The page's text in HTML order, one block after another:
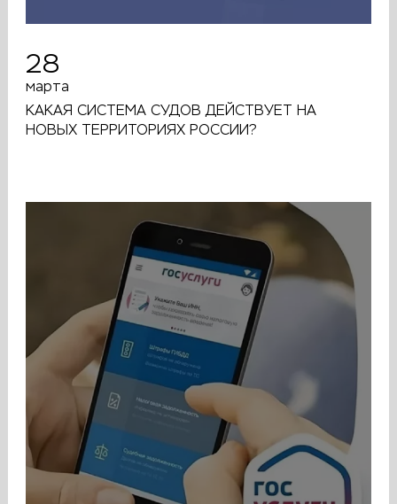
28
марта
КАКАЯ СИСТЕМА СУДОВ ДЕЙСТВУЕТ НА
НОВЫХ ТЕРРИТОРИЯХ РОССИИ?